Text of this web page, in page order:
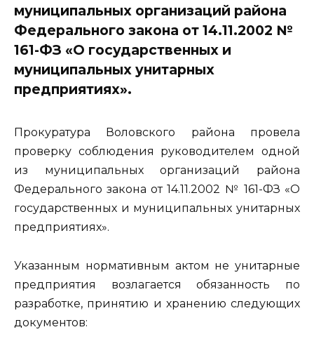
муниципальных организаций района
Федерального закона от 14.11.2002 №
161-ФЗ «О государственных и
муниципальных унитарных
предприятиях».
Прокуратура Воловского района провела
проверку соблюдения руководителем одной
из муниципальных организаций района
Федерального закона от 14.11.2002 № 161-ФЗ «О
государственных и муниципальных унитарных
предприятиях».
Указанным нормативным актом не унитарные
предприятия возлагается обязанность по
разработке, принятию и хранению следующих
документов: